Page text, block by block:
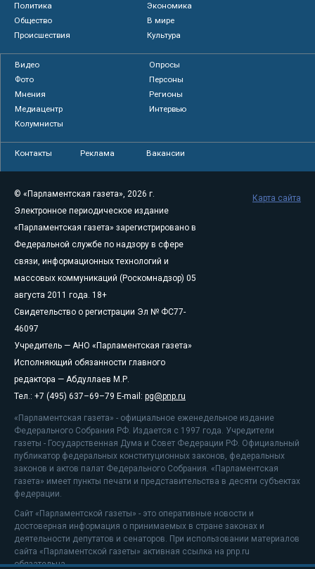
Политика
Экономика
Общество
В мире
Происшествия
Культура
Видео
Опросы
Фото
Персоны
Мнения
Регионы
Медиацентр
Интервью
Колумнисты
Контакты Реклама Вакансии
© «Парламентская газета», 2026 г.
Электронное периодическое издание
«Парламентская газета» зарегистрировано в
Федеральной службе по надзору в сфере
связи, информационных технологий и
массовых коммуникаций (Роскомнадзор) 05
августа 2011 года. 18+
Свидетельство о регистрации Эл № ФС77-
46097
Учредитель — АНО «Парламентская газета»
Исполняющий обязанности главного
редактора — Абдуллаев М.Р.
Тел.: +7 (495) 637–69–79 E-mail: pg@pnp.ru
«Парламентская газета» - официальное еженедельное издание
Федерального Собрания РФ. Издается с 1997 года. Учредители
газеты - Государственная Дума и Совет Федерации РФ. Официальный
публикатор федеральных конституционных законов, федеральных
законов и актов палат Федерального Собрания. «Парламентская
газета» имеет пункты печати и представительства в десяти субъектах
федерации.
Сайт «Парламентской газеты» - это оперативные новости и
достоверная информация о принимаемых в стране законах и
деятельности депутатов и сенаторов. При использовании материалов
сайта «Парламентской газеты» активная ссылка на pnp.ru
обязательна.
Карта сайта